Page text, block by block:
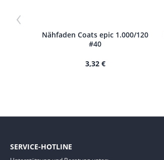
‹
Nähfaden Coats epic 1.000/120
#40
3,32 €
SERVICE-HOTLINE